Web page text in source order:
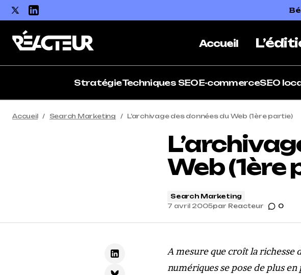
Accueil
StratégieTechniques SEOE-commerceSEO
Accueil Search Marketing L’archivage des données du Web (1ère partie)
Web (1ère
Search Marketing
7 avril 2005par Reacteur 0
A mesure que croît la richesse
numériques se pose de plus